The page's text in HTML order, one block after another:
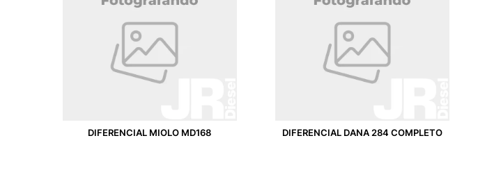
DIFERENCIAL MIOLO MD168 DIFERENCIAL DANA 284 COMPLETO